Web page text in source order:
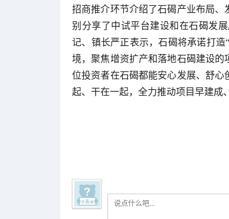
招商推介环节介绍了石碣产业布局
别分享了中试平台建设和在石碣发
记、镇长严正表示，石碣将承诺打造
境，聚焦增资扩产和落地石碣建设
位投资者在石碣都能安心发展、舒
起、干在一起，全力推动项目早建成